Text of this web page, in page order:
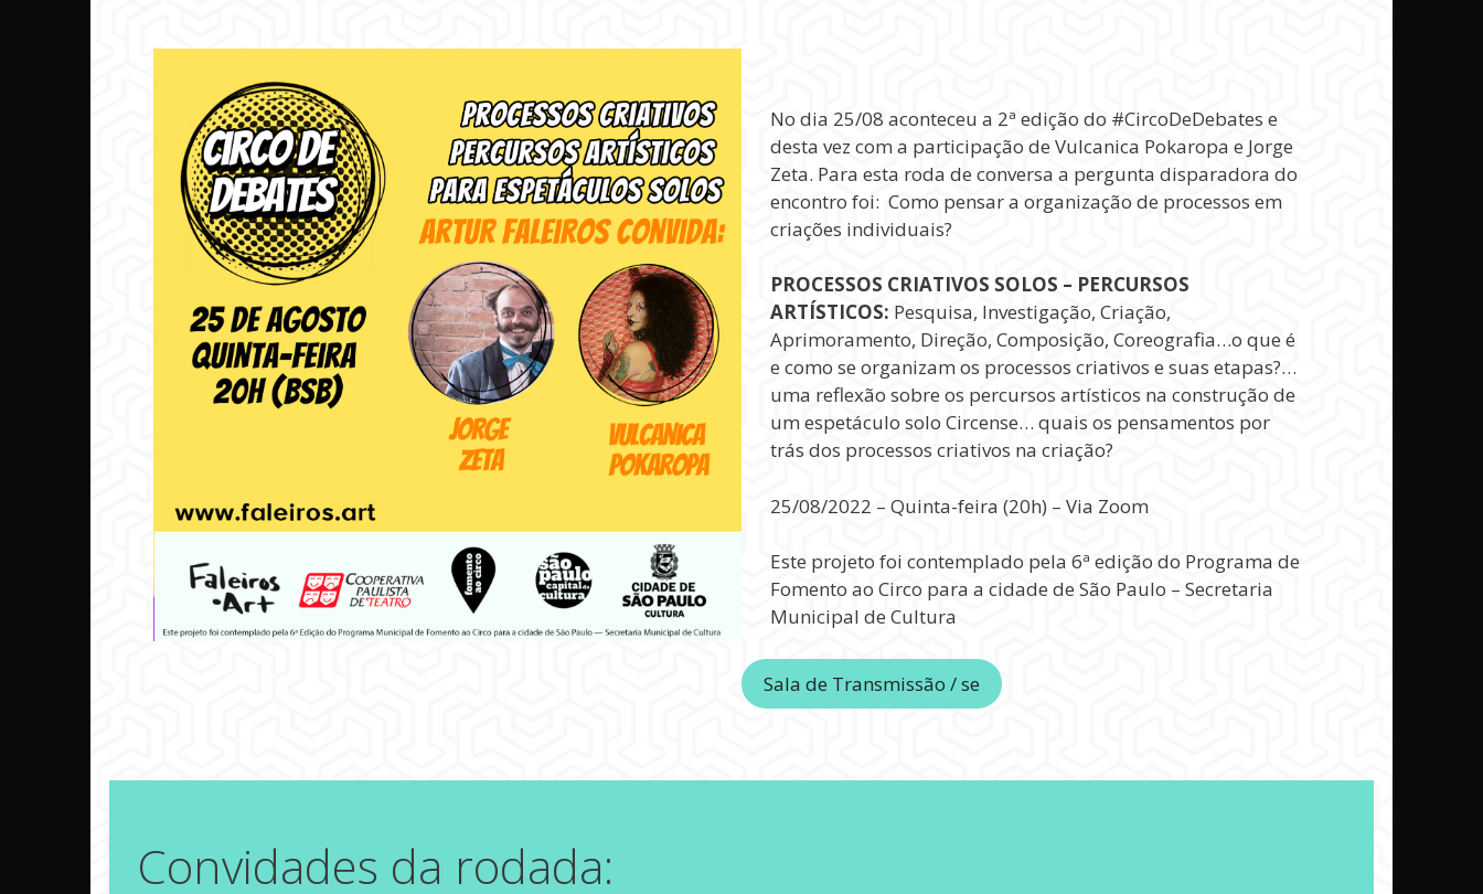
No dia 25/08 aconteceu a 2ª edição do #CircoDeDebates e
desta vez com a participação de Vulcanica Pokaropa e Jorge
Zeta. Para esta roda de conversa a pergunta disparadora do
encontro foi: Como pensar a organização de processos em
criações individuais?
PROCESSOS CRIATIVOS SOLOS – PERCURSOS
ARTÍSTICOS: Pesquisa, Investigação, Criação,
Aprimoramento, Direção, Composição, Coreografia…o que é
e como se organizam os processos criativos e suas etapas?…
uma reflexão sobre os percursos artísticos na construção de
um espetáculo solo Circense… quais os pensamentos por
trás dos processos criativos na criação?
25/08/2022 – Quinta-feira (20h) – Via Zoom
Este projeto foi contemplado pela 6ª edição do Programa de
Fomento ao Circo para a cidade de São Paulo – Secretaria
Municipal de Cultura
Sala de Transmissão / se
Convidades da rodada: